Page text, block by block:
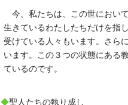
今、私たちは、この世におい
生きているわたしたちだけを指
受けている人々もいます。さら
います。この３つの状態にある
ているのです。
◆聖人たちの執り成し